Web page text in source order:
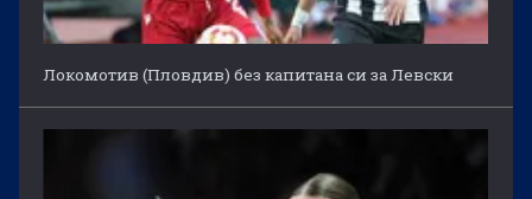
Локомотив (Пловдив) без капитана си за Левски